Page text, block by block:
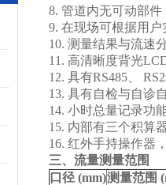
8. 管道内无可动部
9. 在现场可根据用
10. 测量结果与流速
11. 高清晰度背光
12. 具有RS485、
13. 具有自检与自诊
14. 小时总量记录功
15. 内部有三个积算
16. 红外手持操作器
三、流量测量范围
口径 (mm)测量范围